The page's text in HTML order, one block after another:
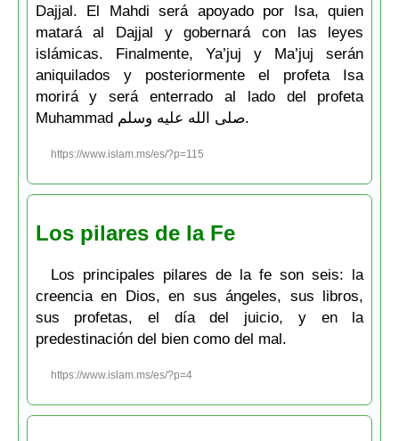
Dajjal. El Mahdi será apoyado por Isa, quien
matará al Dajjal y gobernará con las leyes
islámicas. Finalmente, Ya’juj y Ma’juj serán
aniquilados y posteriormente el profeta Isa
morirá y será enterrado al lado del profeta
Muhammad صلى الله عليه وسلم.
https://www.islam.ms/es/?p=115
Los pilares de la Fe
Los principales pilares de la fe son seis: la
creencia en Dios, en sus ángeles, sus libros,
sus profetas, el día del juicio, y en la
predestinación del bien como del mal.
https://www.islam.ms/es/?p=4